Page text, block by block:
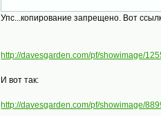
Упс...копирование запрещено. Вот
http://davesgarden.com/pf/showimage/
И вот так:
http://davesgarden.com/pf/showimage/